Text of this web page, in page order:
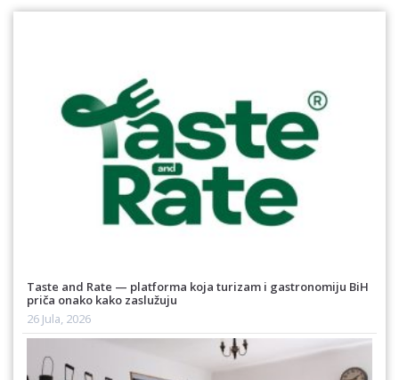
Taste and Rate — platforma koja turizam i gastronomiju BiH
priča onako kako zaslužuju
26 Jula, 2026